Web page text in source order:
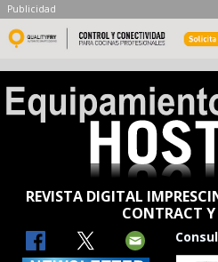
Publicidad
REVISTA DIGITAL
CONTRACT Y